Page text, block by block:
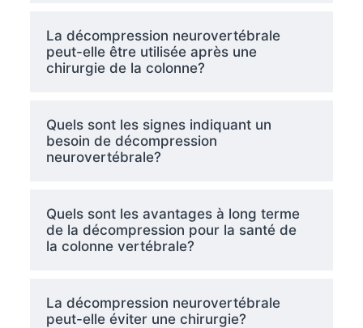
La décompression neurovertébrale
peut-elle être utilisée après une
chirurgie de la colonne?
Quels sont les signes indiquant un
besoin de décompression
neurovertébrale?
Quels sont les avantages à long terme
de la décompression pour la santé de
la colonne vertébrale?
La décompression neurovertébrale
peut-elle éviter une chirurgie?